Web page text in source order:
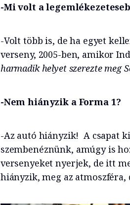
-Mi volt a
-Volt több is, de ha egyet
verseny, 2005-ben, amikor
harmadik helyet szerezte meg
-Nem hiányzik a Forma 1?
-Az autó hiányzik! A csapat
szembenéznünk, amúgy is
versenyeket nyerjek, de itt
hiányzik, meg az